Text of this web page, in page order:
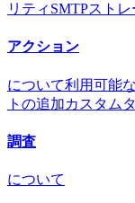
リティ SMTPストレ
アクション
について利用可能
トの追加カスタム
調査
について